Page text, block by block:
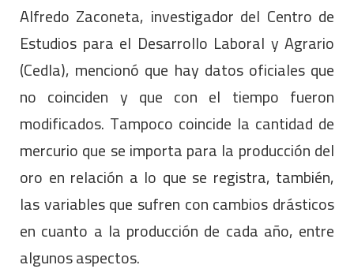
Alfredo Zaconeta, investigador del Centro de
Estudios para el Desarrollo Laboral y Agrario
(Cedla), mencionó que hay datos oficiales que
no coinciden y que con el tiempo fueron
modificados. Tampoco coincide la cantidad de
mercurio que se importa para la producción del
oro en relación a lo que se registra, también,
las variables que sufren con cambios drásticos
en cuanto a la producción de cada año, entre
algunos aspectos.